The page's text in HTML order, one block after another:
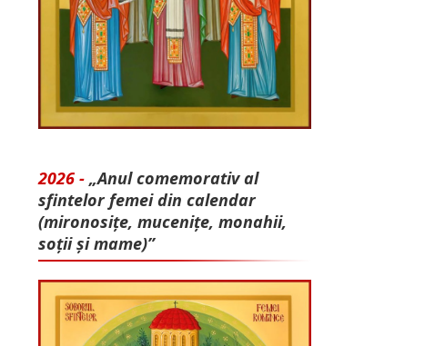
2026 - „Anul comemorativ al
sfintelor femei din calendar
(mironosițe, mu­cenițe, monahii,
soții și mame)”